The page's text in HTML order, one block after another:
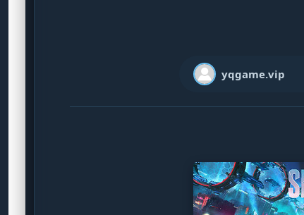
yqgame.vip